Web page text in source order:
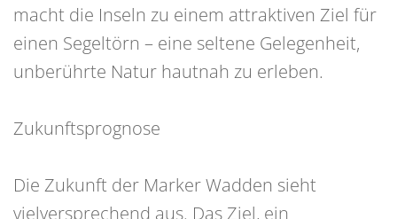
macht die Inseln zu einem attraktiven Ziel für
einen Segeltörn – eine seltene Gelegenheit,
unberührte Natur hautnah zu erleben.
Zukunftsprognose
Die Zukunft der Marker Wadden sieht
vielversprechend aus. Das Ziel, ein